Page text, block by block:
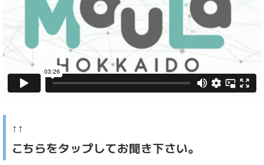
↑↑
こちらをタップしてお聞き下さい。